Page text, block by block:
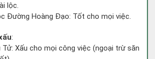
lộc.
Đường Hoàng Đạo: Tốt cho mọi việc.
:
Tử: Xấu cho mọi công việc (ngoại trừ săn